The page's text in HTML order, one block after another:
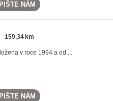
NÁM
159,34 km
v roce 1994 a od ...
NÁM